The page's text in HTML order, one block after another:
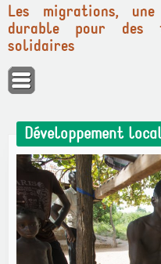
Panneau de gestion des cookies
Les migrations, une
durable pour des
solidaires
Développement